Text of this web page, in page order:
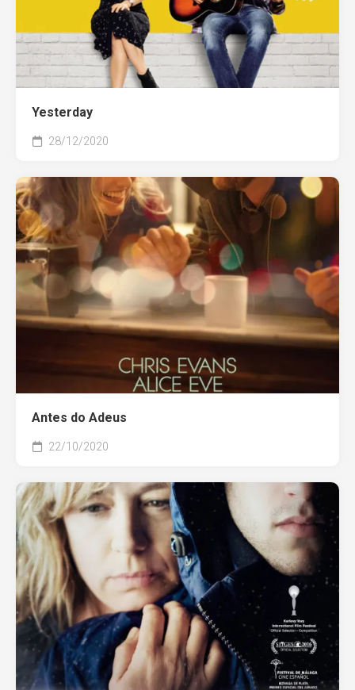
Yesterday
28/12/2020
Antes do Adeus
22/10/2020